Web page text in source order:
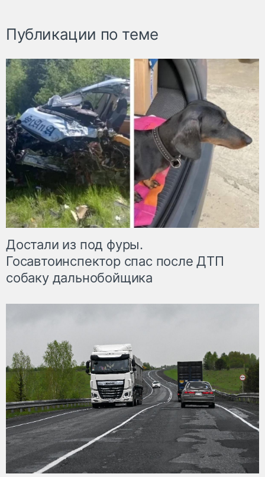
Публикации по теме
Достали из под фуры.
Госавтоинспектор спас после ДТП
собаку дальнобойщика